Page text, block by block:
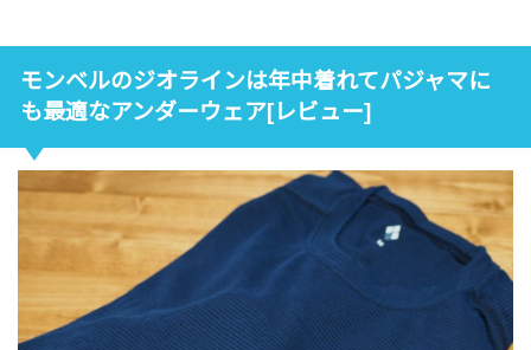
モンベルのジオラインは年中着れてパジャマに
も最適なアンダーウェア[レビュー]